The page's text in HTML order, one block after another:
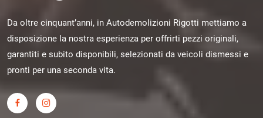
Da oltre cinquant’anni, in Autodemolizioni Rigotti mettiamo a
disposizione la nostra esperienza per offrirti pezzi originali,
garantiti e subito disponibili, selezionati da veicoli dismessi e
pronti per una seconda vita.